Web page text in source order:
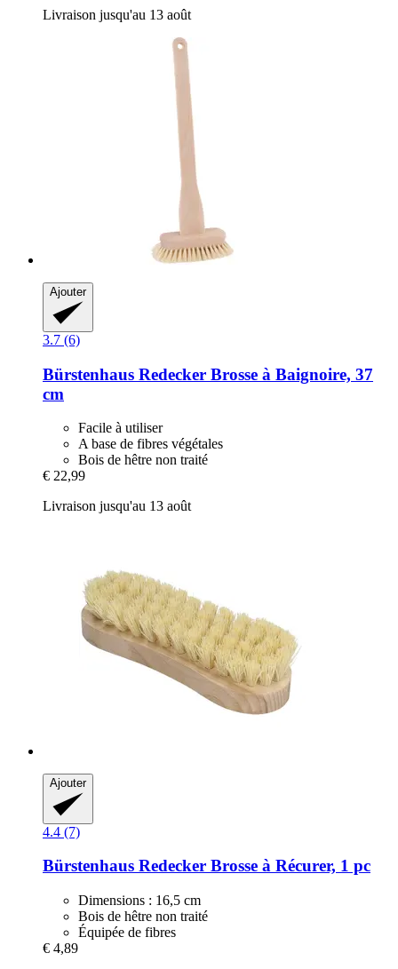
Livraison jusqu'au 13 août
Ajouter
3.7 (6)
Bürstenhaus Redecker Brosse à Baignoire, 37
cm
Facile à utiliser
A base de fibres végétales
Bois de hêtre non traité
€ 22,99
Livraison jusqu'au 13 août
Ajouter
4.4 (7)
Bürstenhaus Redecker Brosse à Récurer, 1 pc
Dimensions : 16,5 cm
Bois de hêtre non traité
Équipée de fibres
€ 4,89